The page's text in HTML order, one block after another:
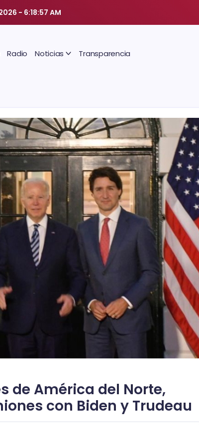
- 6:18:58 AM
Radio Noticias Transparencia
de América del Norte,
con Biden y Trudeau